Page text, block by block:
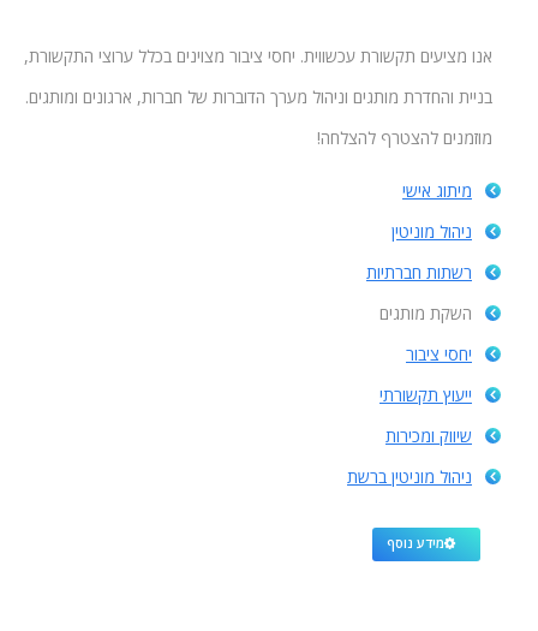
אנו מציעים תקשורת עכשווית. יחסי ציבור מצוינים בכלל ערוצי התקשורת,
בניית והחדרת מותגים וניהול מערך הדוברות של חברות, ארגונים ומותגים.
מוזמנים להצטרף להצלחה!
מיתוג אישי
ניהול מוניטין
רשתות חברתיות
השקת מותגים
יחסי ציבור
ייעוץ תקשורתי
שיווק ומכירות
ניהול מוניטין ברשת
מידע נוסף